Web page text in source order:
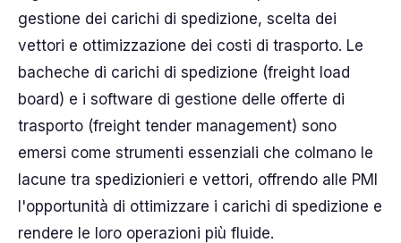
gestione dei carichi di spedizione, scelta dei
vettori e ottimizzazione dei costi di trasporto. Le
bacheche di carichi di spedizione (freight load
board) e i software di gestione delle offerte di
trasporto (freight tender management) sono
emersi come strumenti essenziali che colmano le
lacune tra spedizionieri e vettori, offrendo alle PMI
l'opportunità di ottimizzare i carichi di spedizione e
rendere le loro operazioni più fluide.